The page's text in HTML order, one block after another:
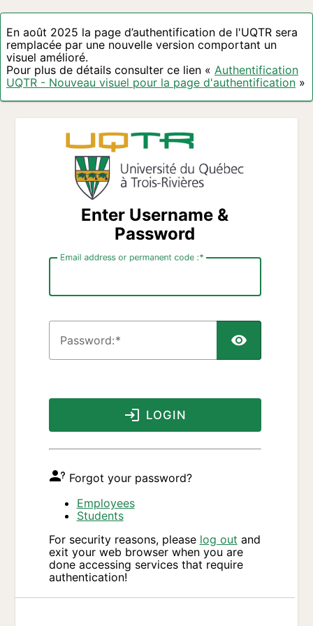
En août 2025 la page d’authentification de l'UQTR sera
remplacée par une nouvelle version comportant un
visuel amélioré.
Pour plus de détails consulter ce lien « Authentification
UQTR - Nouveau visuel pour la page d'authentification »
Enter Username &
Password
Email address or permanent code :
Password:
LOGIN
Forgot your password?
Employees
Students
For security reasons, please log out and
exit your web browser when you are
done accessing services that require
authentication!